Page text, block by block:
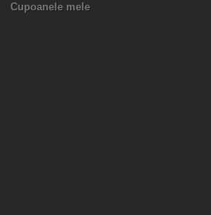
Cupoanele mele